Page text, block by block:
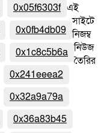
0x05f6303f
0x0fb4db09
0x1c8c5b6a
0x241eeea2
0x32a9a79a
0x36a83b45
এই
সাইটে
নিজম্ব
নিউজ
তৈরির